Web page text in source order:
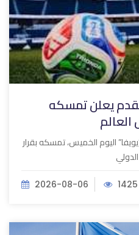
يعلن تمسكه
اليوم الخميس، تمسكه بقرار
2026-08-06 1425